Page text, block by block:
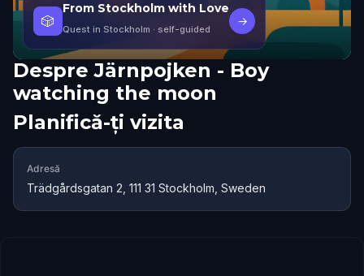
🎲
From Stockholm with Love
Quest in Stockholm · self-guided
→
Despre Järnpojken - Boy
watching the moon
Planifică-ți vizita
Adresă
Trädgårdsgatan 2, 111 31 Stockholm, Sweden